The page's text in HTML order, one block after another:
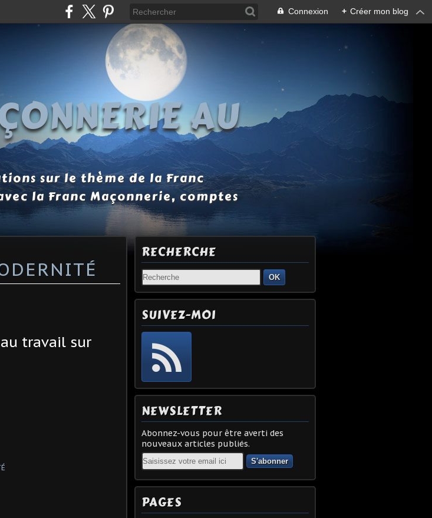
Connexion + Créer mon blog
AU
sur le thème de la Franc
la Franc Maçonnerie, comptes
travail sur
RECHERCHE
OK
SUIVEZ-MOI
NEWSLETTER
Abonnez-vous pour être averti des
nouveaux articles publiés.
Email
PAGES